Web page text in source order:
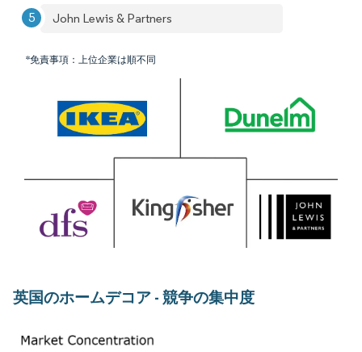
John Lewis & Partners
*免責事項：上位企業は順不同
英国のホームデコア - 競争の集中度